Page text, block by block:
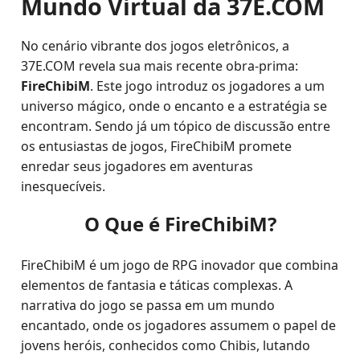
No cenário vibrante dos jogos eletrônicos, a
37E.COM revela sua mais recente obra-prima:
FireChibiM. Este jogo introduz os jogadores a um
universo mágico, onde o encanto e a estratégia se
encontram. Sendo já um tópico de discussão entre
os entusiastas de jogos, FireChibiM promete
enredar seus jogadores em aventuras
inesquecíveis.
O Que é FireChibiM?
FireChibiM é um jogo de RPG inovador que combina
elementos de fantasia e táticas complexas. A
narrativa do jogo se passa em um mundo
encantado, onde os jogadores assumem o papel de
jovens heróis, conhecidos como Chibis, lutando